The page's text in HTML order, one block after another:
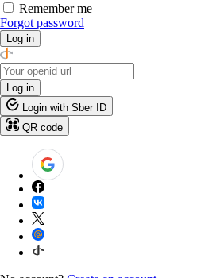
Remember me
Forgot password
Log in
Log in
Login with Sber ID
QR code